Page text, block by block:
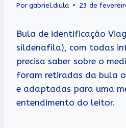
Porgabriel.diula 23 de
Bula de identificação
sildenafila), com todas
precisa saber sobre o
foram retiradas da bula
e adaptadas para uma
entendimento do leitor.